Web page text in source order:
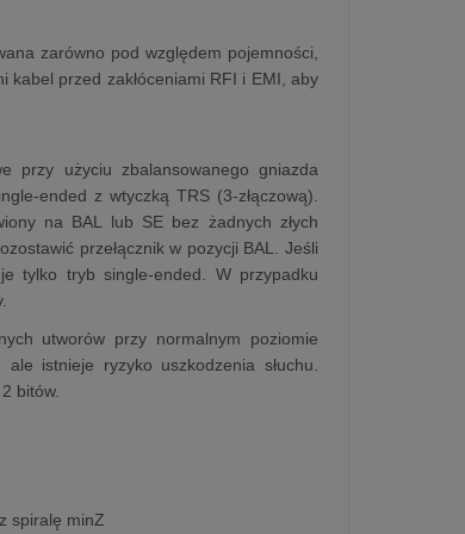
zarówno pod względem pojemności,
kabel przed zakłóceniami RFI i EMI, aby
przy użyciu zbalansowanego gniazda
ended z wtyczką TRS (3-złączową).
na BAL lub SE bez żadnych złych
przełącznik w pozycji BAL. Jeśli
tylko tryb single-ended. W przypadku
utworów przy normalnym poziomie
istnieje ryzyko uszkodzenia słuchu.
bitów.
spiralę minZ